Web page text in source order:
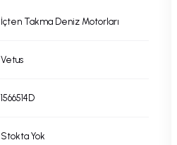
İçten Takma Deniz Motorları
Vetus
1566514D
Stokta Yok